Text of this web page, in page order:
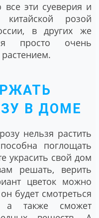
все эти суеверия и
розой
в других же
просто очень
В ДОМЕ
нельзя растить
поглощать
украсить свой дом
решать, верить
цветок можно
будет смотреться
а также сможет